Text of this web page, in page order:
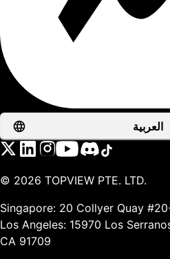
العربية
© 2026 TOPVIEW PTE. LTD.
Singapore: 20 Collyer Quay
Los Angeles: 15970 Los
CA 91709